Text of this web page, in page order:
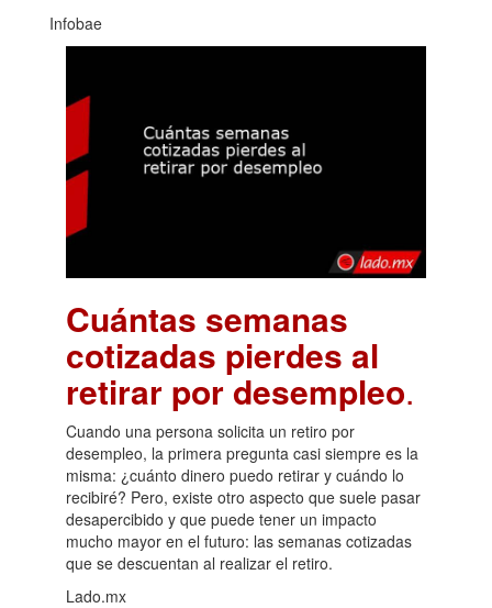
Infobae
Cuántas semanas
cotizadas pierdes al
retirar por desempleo.
Cuando una persona solicita un retiro por
desempleo, la primera pregunta casi siempre es la
misma: ¿cuánto dinero puedo retirar y cuándo lo
recibiré? Pero, existe otro aspecto que suele pasar
desapercibido y que puede tener un impacto
mucho mayor en el futuro: las semanas cotizadas
que se descuentan al realizar el retiro.
Lado.mx